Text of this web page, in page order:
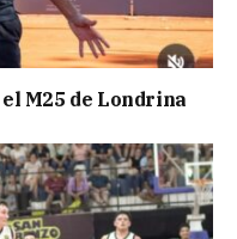
M25 de Londrina